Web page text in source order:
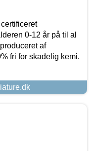
0-12 år på til al
af
fri for skadelig kemi.